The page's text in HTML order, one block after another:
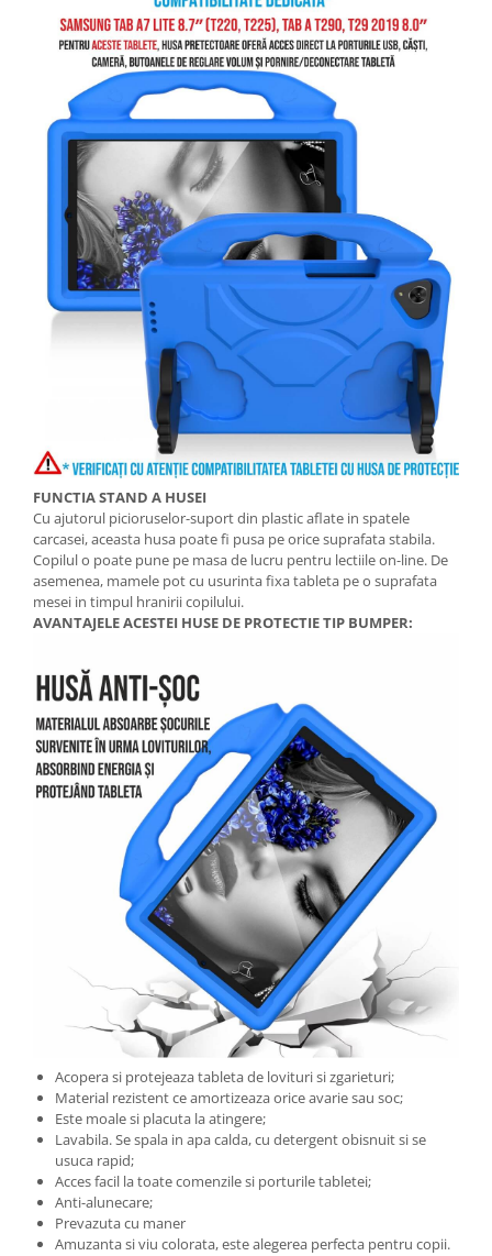
FUNCTIA STAND A HUSEI
Cu ajutorul picioruselor-suport din plastic aflate in spatele
carcasei, aceasta husa poate fi pusa pe orice suprafata stabila.
Copilul o poate pune pe masa de lucru pentru lectiile on-line. De
asemenea, mamele pot cu usurinta fixa tableta pe o suprafata
mesei in timpul hranirii copilului.
AVANTAJELE ACESTEI HUSE DE PROTECTIE TIP BUMPER:
Acopera si protejeaza tableta de lovituri si zgarieturi;
Material rezistent ce amortizeaza orice avarie sau soc;
Este moale si placuta la atingere;
Lavabila. Se spala in apa calda, cu detergent obisnuit si se
usuca rapid;
Acces facil la toate comenzile si porturile tabletei;
Anti-alunecare;
Prevazuta cu maner
Amuzanta si viu colorata, este alegerea perfecta pentru copii.